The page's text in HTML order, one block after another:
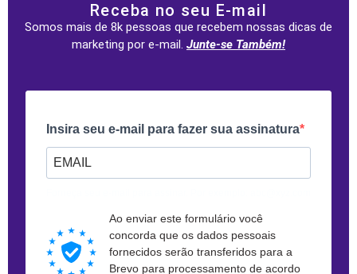
Receba no seu E-mail
Somos mais de 8k pessoas que recebem nossas dicas de
marketing por e-mail. Junte-se Também!
Insira seu e-mail para fazer sua assinatura
Ao enviar este formulário você
concorda que os dados pessoais
fornecidos serão transferidos para a
Brevo para processamento de acordo